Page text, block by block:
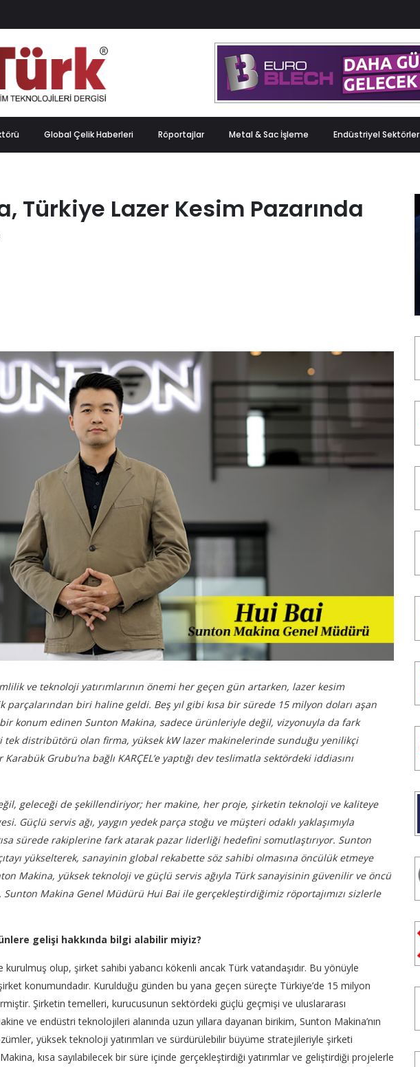
Global Çelik Haberleri Röportajlar Metal & Sac İşleme Endüstriyel Sektörler
Türkiye Lazer Kesim Pazarında
ve teknoloji yatırımlarının önemi her geçen gün artarken, lazer kesim
biri haline geldi. Beş yıl gibi kısa bir sürede 15 milyon doları aşan
bir konum edinen Sunton Makina, sadece ürünleriyle değil, vizyonuyla da fark
tek distribütörü olan firma, yüksek kW lazer makinelerinde sunduğu yenilikçi
Grubu’na bağlı KARÇEL’e yaptığı dev teslimatla sektördeki iddiasını
geleceği de şekillendiriyor; her makine, her proje, şirketin teknoloji ve kaliteye
Güçlü servis ağı, yaygın yedek parça stoğu ve müşteri odaklı yaklaşımıyla
sürede rakiplerine fark atarak pazar liderliği hedefini somutlaştırıyor. Sunton
yükselterek, sanayinin global rekabette söz sahibi olmasına öncülük etmeye
Makina, yüksek teknoloji ve güçlü servis ağıyla Türk sanayisinin güvenilir ve öncü
Makina Genel Müdürü Hui Bai ile gerçekleştirdiğimiz röportajımızı sizlerle
gelişi hakkında bilgi alabilir miyiz?
kurulmuş olup, şirket sahibi yabancı kökenli ancak Türk vatandaşıdır. Bu yönüyle
konumundadır. Kurulduğu günden bu yana geçen süreçte Türkiye’de 15 milyon
Şirketin temelleri, kurucusunun sektördeki güçlü geçmişi ve uluslararası
ve endüstri teknolojileri alanında uzun yıllara dayanan birikim, Sunton Makina’nın
yüksek teknoloji yatırımları ve sürdürülebilir büyüme stratejileriyle şirketi
kısa sayılabilecek bir süre içinde gerçekleştirdiği yatırımlar ve geliştirdiği projelerle